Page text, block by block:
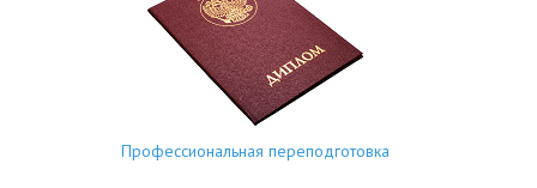
Профессиональная переподготовка